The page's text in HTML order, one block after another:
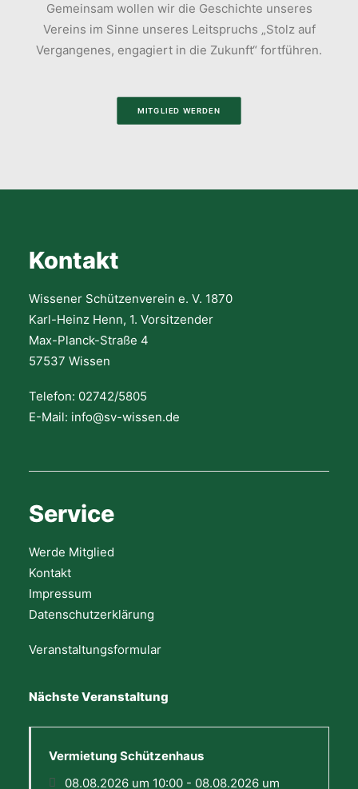
Gemeinsam wollen wir die Geschichte unseres
Vereins im Sinne unseres Leitspruchs „Stolz auf
Vergangenes, engagiert in die Zukunft“ fortführen.
MITGLIED WERDEN
Kontakt
Wissener Schützenverein e. V. 1870
Karl-Heinz Henn, 1. Vorsitzender
Max-Planck-Straße 4
57537 Wissen
Telefon: 02742/5805
E-Mail: info@sv-wissen.de
Service
Werde Mitglied
Kontakt
Impressum
Datenschutzerklärung
Veranstaltungsformular
Nächste Veranstaltung
Vermietung Schützenhaus
08.08.2026 um 10:00 - 08.08.2026 um